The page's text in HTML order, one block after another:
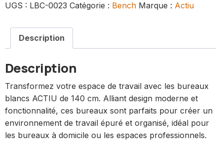
UGS : LBC-0023 Catégorie : Bench Marque : Actiu
Description
Description
Transformez votre espace de travail avec les bureaux
blancs ACTIU de 140 cm. Alliant design moderne et
fonctionnalité, ces bureaux sont parfaits pour créer un
environnement de travail épuré et organisé, idéal pour
les bureaux à domicile ou les espaces professionnels.